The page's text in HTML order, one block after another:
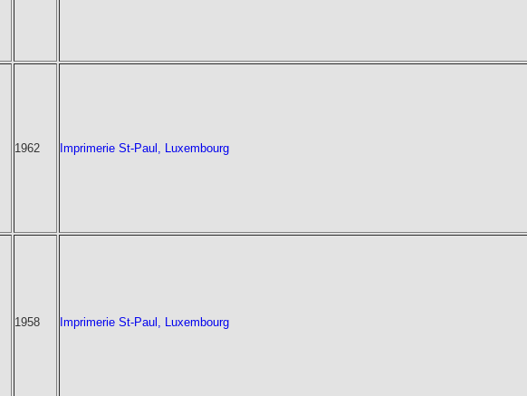
1962 Imprimerie St-Paul, Luxembourg
1958 Imprimerie St-Paul, Luxembourg